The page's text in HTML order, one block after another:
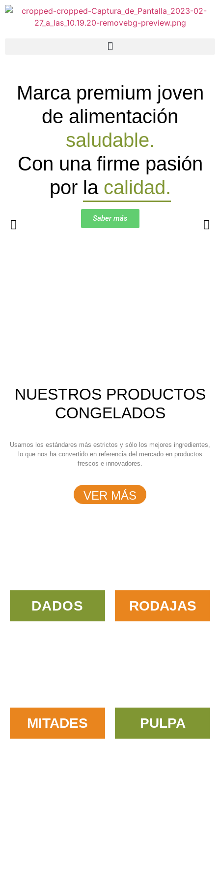
Marca premium joven
de alimentación
saludable.
Con una firme pasión
por la calidad.
Saber más
NUESTROS PRODUCTOS
CONGELADOS
Usamos los estándares más estrictos y sólo los mejores ingredientes,
lo que nos ha convertido en referencia del mercado en productos
frescos e innovadores.
VER MÁS
DADOS RODAJAS
MITADES PULPA